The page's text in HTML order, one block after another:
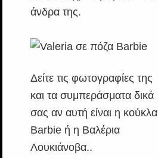
άνδρα της.
Δείτε τις φωτογραφίες της
και τα συμπεράσματα δικά
σας αν αυτή είναι η κούκλα
Barbie ή η Βαλέρια
Λουκιάνοβα..